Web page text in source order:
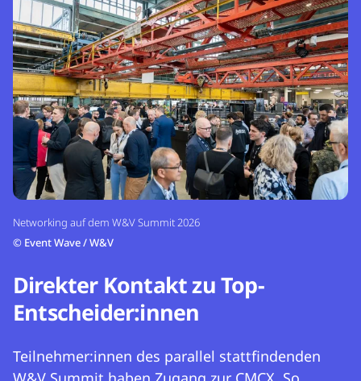
Networking auf dem W&V Summit 2026
© Event Wave / W&V
Direkter Kontakt zu Top-
Entscheider:innen
Teilnehmer:innen des parallel stattfindenden